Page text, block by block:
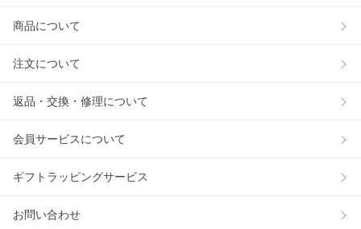
商品について
注文について
返品・交換・修理について
会員サービスについて
ギフトラッピングサービス
お問い合わせ